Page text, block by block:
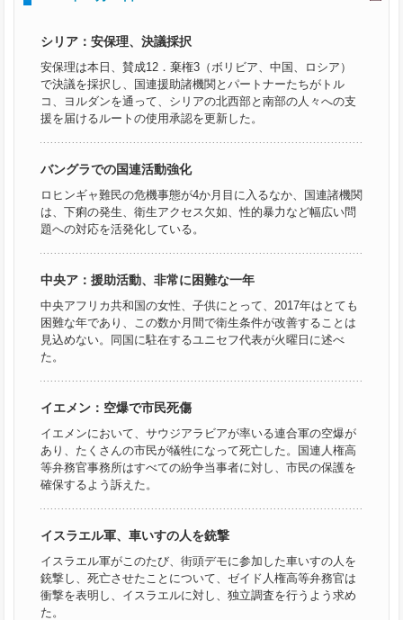
シリア：安保理、決議採択
安保理は本日、賛成12．棄権3（ボリビア、中国、ロシア）
で決議を採択し、国連援助諸機関とパートナーたちがトル
コ、ヨルダンを通って、シリアの北西部と南部の人々への支
援を届けるルートの使用承認を更新した。
バングラでの国連活動強化
ロヒンギャ難民の危機事態が4か月目に入るなか、国連諸機関
は、下痢の発生、衛生アクセス欠如、性的暴力など幅広い問
題への対応を活発化している。
中央ア：援助活動、非常に困難な一年
中央アフリカ共和国の女性、子供にとって、2017年はとても
困難な年であり、この数か月間で衛生条件が改善することは
見込めない。同国に駐在するユニセフ代表が火曜日に述べ
た。
イエメン：空爆で市民死傷
イエメンにおいて、サウジアラビアが率いる連合軍の空爆が
あり、たくさんの市民が犠牲になって死亡した。国連人権高
等弁務官事務所はすべての紛争当事者に対し、市民の保護を
確保するよう訴えた。
イスラエル軍、車いすの人を銃撃
イスラエル軍がこのたび、街頭デモに参加した車いすの人を
銃撃し、死亡させたことについて、ゼイド人権高等弁務官は
衝撃を表明し、イスラエルに対し、独立調査を行うよう求め
た。